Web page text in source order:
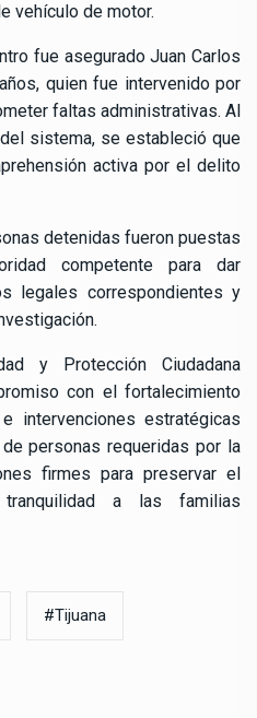
vehículo de motor.
fue asegurado Juan Carlos
quien fue intervenido por
faltas administrativas. Al
sistema, se estableció que
activa por el delito
detenidas fueron puestas
competente para dar
legales correspondientes y
y Protección Ciudadana
con el fortalecimiento
intervenciones estratégicas
personas requeridas por la
firmes para preservar el
a las familias
#Tijuana